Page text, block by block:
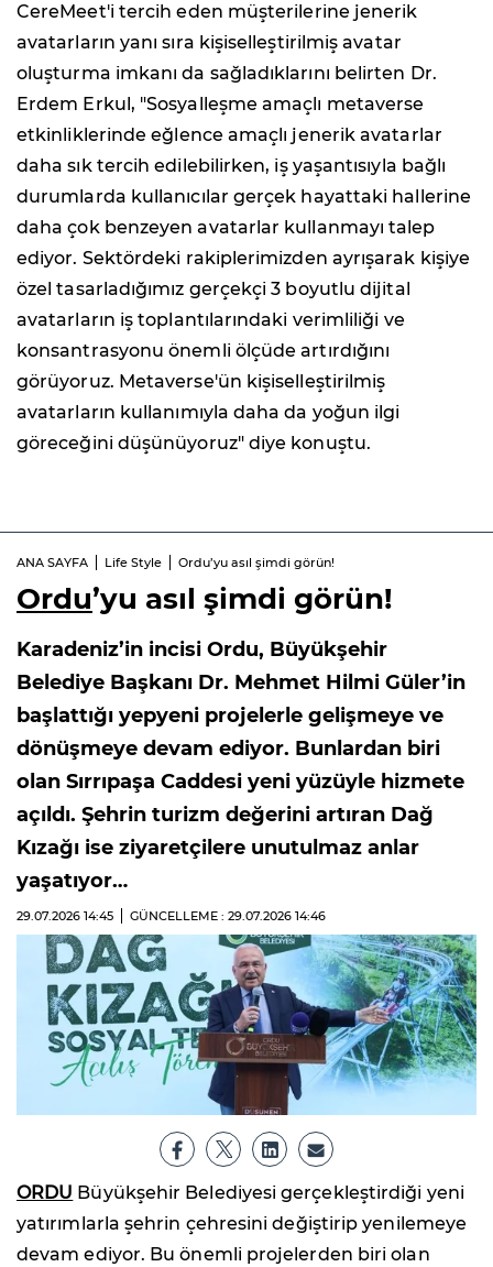
CereMeet'i tercih eden müşterilerine jenerik
avatarların yanı sıra kişiselleştirilmiş avatar
oluşturma imkanı da sağladıklarını belirten Dr.
Erdem Erkul, "Sosyalleşme amaçlı metaverse
etkinliklerinde eğlence amaçlı jenerik avatarlar
daha sık tercih edilebilirken, iş yaşantısıyla bağlı
durumlarda kullanıcılar gerçek hayattaki hallerine
daha çok benzeyen avatarlar kullanmayı talep
ediyor. Sektördeki rakiplerimizden ayrışarak kişiye
özel tasarladığımız gerçekçi 3 boyutlu dijital
avatarların iş toplantılarındaki verimliliği ve
konsantrasyonu önemli ölçüde artırdığını
görüyoruz. Metaverse'ün kişiselleştirilmiş
avatarların kullanımıyla daha da yoğun ilgi
göreceğini düşünüyoruz" diye konuştu.
ANA SAYFA Life Style Ordu’yu asıl şimdi görün!
Ordu’yu asıl şimdi görün!
Karadeniz’in incisi Ordu, Büyükşehir
Belediye Başkanı Dr. Mehmet Hilmi Güler’in
başlattığı yepyeni projelerle gelişmeye ve
dönüşmeye devam ediyor. Bunlardan biri
olan Sırrıpaşa Caddesi yeni yüzüyle hizmete
açıldı. Şehrin turizm değerini artıran Dağ
Kızağı ise ziyaretçilere unutulmaz anlar
yaşatıyor…
29.07.2026 14:45 GÜNCELLEME : 29.07.2026 14:46
ORDU Büyükşehir Belediyesi gerçekleştirdiği yeni
yatırımlarla şehrin çehresini değiştirip yenilemeye
devam ediyor. Bu önemli projelerden biri olan